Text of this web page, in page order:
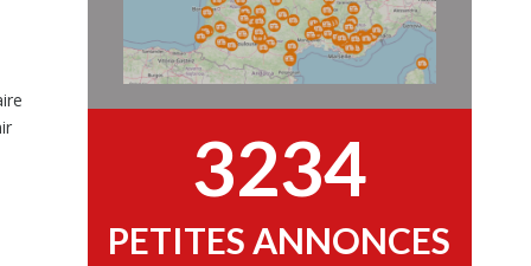
3234
PETITES ANNONCES